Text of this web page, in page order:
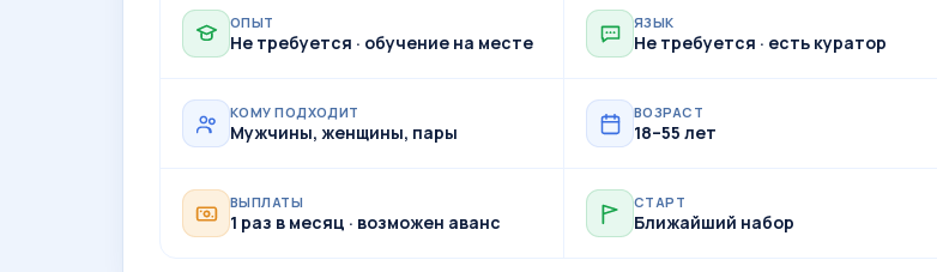
ОПЫТ
Не требуется · обучение на месте
ЯЗЫК
Не требуется · есть куратор
КОМУ ПОДХОДИТ
Мужчины, женщины, пары
ВОЗРАСТ
18–55 лет
ВЫПЛАТЫ
1 раз в месяц · возможен аванс
СТАРТ
Ближайший набор